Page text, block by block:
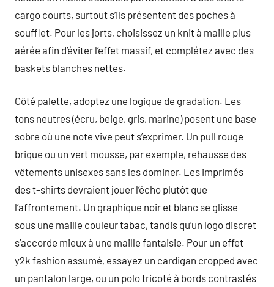
cargo courts, surtout s’ils présentent des poches à
soufflet. Pour les jorts, choisissez un knit à maille plus
aérée afin d’éviter l’effet massif, et complétez avec des
baskets blanches nettes.
Côté palette, adoptez une logique de gradation. Les
tons neutres (écru, beige, gris, marine) posent une base
sobre où une note vive peut s’exprimer. Un pull rouge
brique ou un vert mousse, par exemple, rehausse des
vêtements unisexes sans les dominer. Les imprimés
des t-shirts devraient jouer l’écho plutôt que
l’affrontement. Un graphique noir et blanc se glisse
sous une maille couleur tabac, tandis qu’un logo discret
s’accorde mieux à une maille fantaisie. Pour un effet
y2k fashion assumé, essayez un cardigan cropped avec
un pantalon large, ou un polo tricoté à bords contrastés